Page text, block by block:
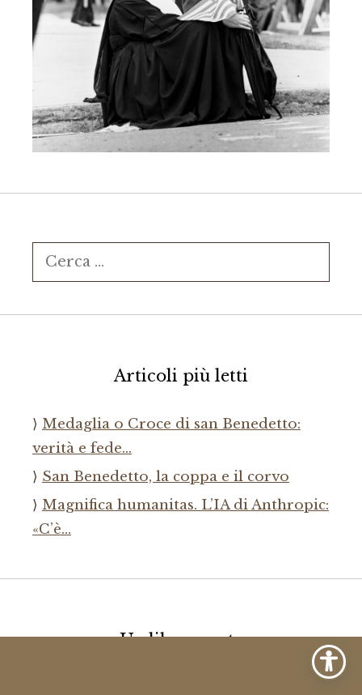
Ricerca
per:
Articoli più letti
Medaglia o Croce di san Benedetto:
verità e fede…
San Benedetto, la coppa e il corvo
Magnifica humanitas. L’IA di Anthropic:
«C’è…
Un libro per te